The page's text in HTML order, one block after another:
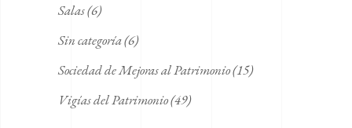
Salas(6)
Sin categoría(6)
Sociedad de Mejoras al Patrimonio(15)
Vigías del Patrimonio(49)